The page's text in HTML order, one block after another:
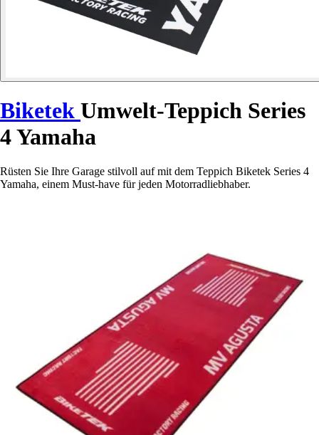
Biketek Umwelt-Teppich Series
4 Yamaha
Rüsten Sie Ihre Garage stilvoll auf mit dem Teppich Biketek Series 4
Yamaha, einem Must-have für jeden Motorradliebhaber.